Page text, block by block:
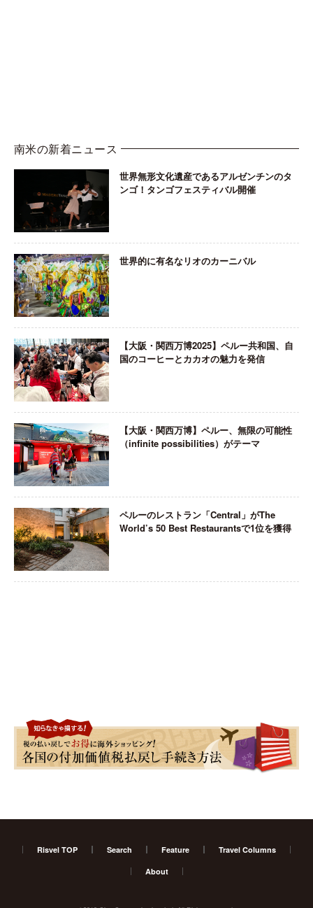
南米の新着ニュース
世界無形文化遺産であるアルゼンチンのタ
ンゴ！タンゴフェスティバル開催
世界的に有名なリオのカーニバル
【大阪・関西万博2025】ペルー共和国、自
国のコーヒーとカカオの魅力を発信
【大阪・関西万博】ペルー、無限の可能性
（infinite possibilities）がテーマ
ペルーのレストラン「Central」がThe
World’s 50 Best Restaurantsで1位を獲得
Risvel TOP Search Feature Travel Columns
About